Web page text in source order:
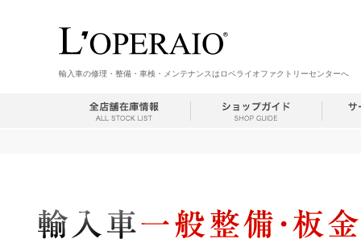
輸入車の修理・整備・車検・メンテナンスはロペライオファクトリーセンターへ